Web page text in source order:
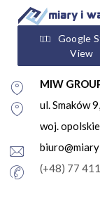
Google
View
MIW
ul. Smaków
woj. opolskie
(+48) 77